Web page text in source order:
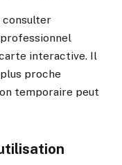
consulter
interactive. Il
proche
temporaire peut